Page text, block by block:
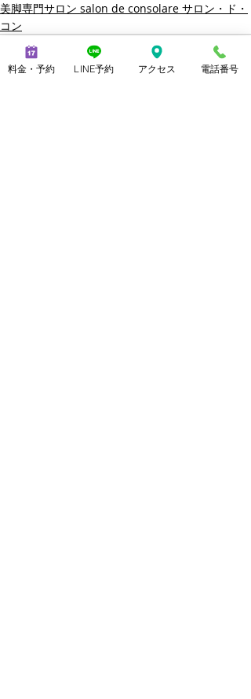
美脚専門サロン salon de consolare サロン・ド・
コン
料金・予約 LINE予約 アクセス 電話番号